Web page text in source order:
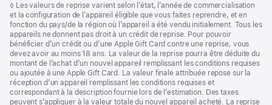
Note
de
bas
de
page
◊ Les valeurs de reprise varient selon l’état, l’année de commercialisation
et la configuration de l’appareil éligible que vous faites reprendre, et en
fonction du pays/de la région où l’appareil a été vendu initialement. Tous les
appareils ne donnent pas droit à un crédit de reprise. Pour pouvoir
bénéficier d’un crédit ou d’une Apple Gift Card contre une reprise, vous
devez avoir au moins 18 ans. La valeur de la reprise pourra être déduite du
montant de l’achat d’un nouvel appareil remplissant les conditions requises
ou ajoutée à une Apple Gift Card. La valeur finale attribuée repose sur la
réception d’un appareil remplissant les conditions requises et
correspondant à la description fournie lors de l’estimation. Des taxes
peuvent s’appliquer à la valeur totale du nouvel appareil acheté. La reprise